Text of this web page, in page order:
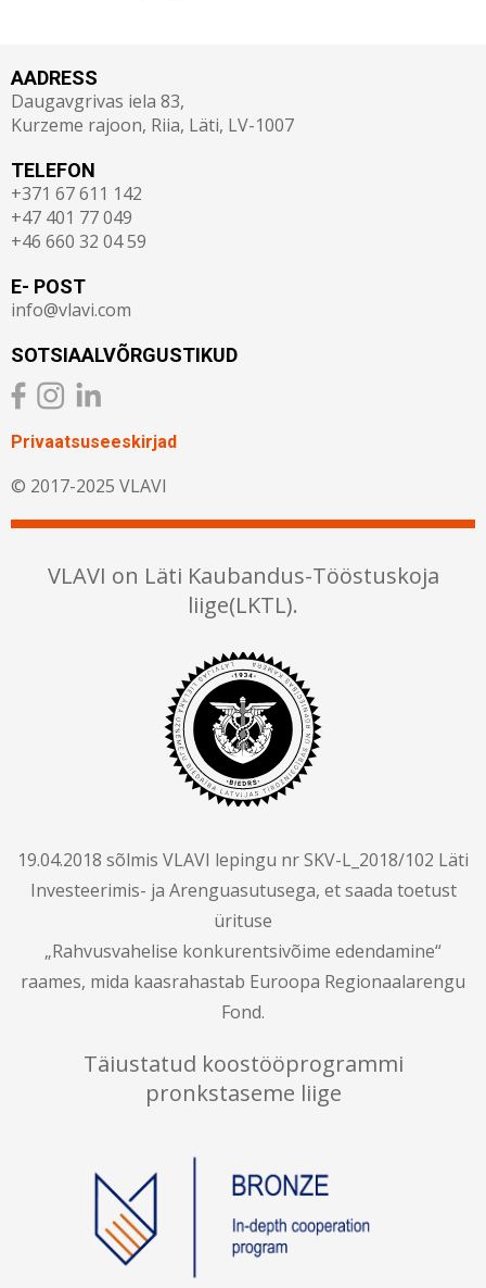
AADRESS
Daugavgrivas iela 83,
Kurzeme rajoon, Riia, Läti, LV-1007
TELEFON
+371 67 611 142
+47 401 77 049
+46 660 32 04 59
E- POST
info@vlavi.com
SOTSIAALVÕRGUSTIKUD
Privaatsuseeskirjad
© 2017-2025 VLAVI
VLAVI on Läti Kaubandus-Tööstuskoja
liige(LKTL).
19.04.2018 sõlmis VLAVI lepingu nr SKV-L_2018/102 Läti
Investeerimis- ja Arenguasutusega, et saada toetust
ürituse
„Rahvusvahelise konkurentsivõime edendamine“
raames, mida kaasrahastab Euroopa Regionaalarengu
Fond.
Täiustatud koostööprogrammi
pronkstaseme liige